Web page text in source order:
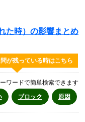
た時）の影響まとめ
が残っている時はこちら
ワードで簡単検索できます
ブロック 原因